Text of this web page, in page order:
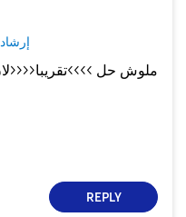
ملوش حل
REPLY